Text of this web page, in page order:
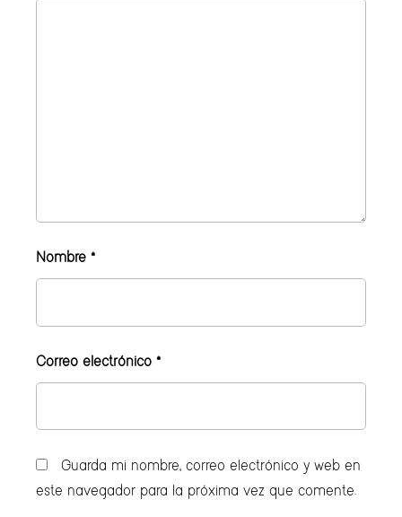
Nombre *
Correo electrónico *
Guarda mi nombre, correo electrónico y web en
este navegador para la próxima vez que comente.